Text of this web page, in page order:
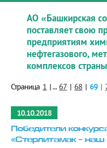
АО «Башкирская
поставляет свою
предприятиям
нефтегазового,
комплексов
Страница 1 | ... 67 | 68 | 69 |
10.10.2018
Победители
«Стерлитамак -